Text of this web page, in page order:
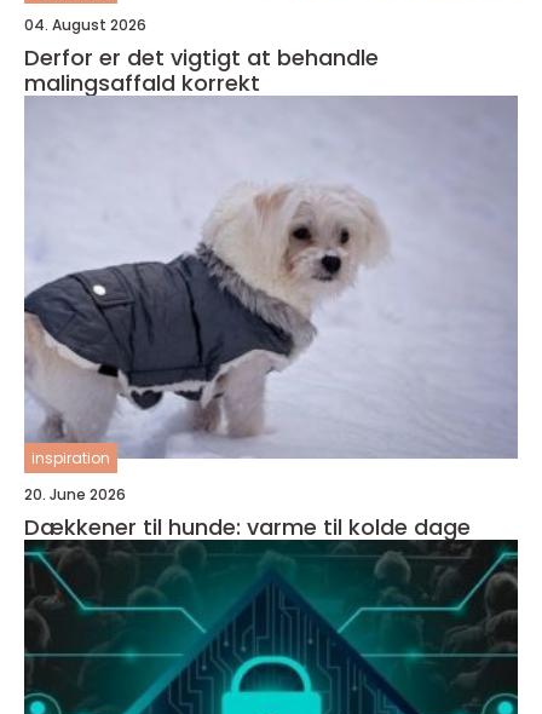
04. August 2026
Derfor er det vigtigt at behandle
malingsaffald korrekt
inspiration
20. June 2026
Dækkener til hunde: varme til kolde dage